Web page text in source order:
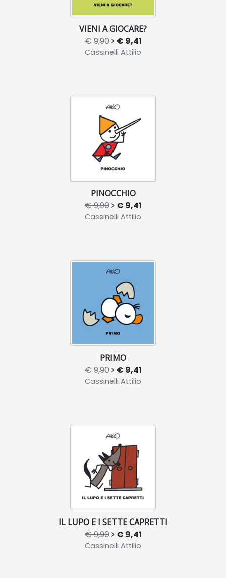
VIENI A GIOCARE?
€ 9,90 € 9,41
Cassinelli Attilio
PINOCCHIO
€ 9,90 € 9,41
Cassinelli Attilio
PRIMO
€ 9,90 € 9,41
Cassinelli Attilio
IL LUPO E I SETTE CAPRETTI
€ 9,90 € 9,41
Cassinelli Attilio